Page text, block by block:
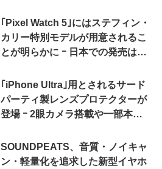
｢Pixel Watch 5｣にはステフィン・
カリー特別モデルが用意されるこ
とが明らかに ｰ 日本での発売は期
｢iPhone Ultra｣用とされるサード
パーティ製レンズプロテクターが
登場 ｰ 2眼カメラ搭載や一部本体
SOUNDPEATS、音質・ノイキャ
ン・軽量化を追求した新型イヤホ